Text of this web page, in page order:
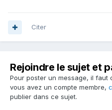
Citer
Rejoindre le sujet et
Pour poster un message, il faut
vous avez un compte membre,
publier dans ce sujet.